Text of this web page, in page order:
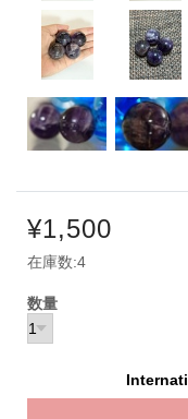
¥1,500
在庫数:4
数量